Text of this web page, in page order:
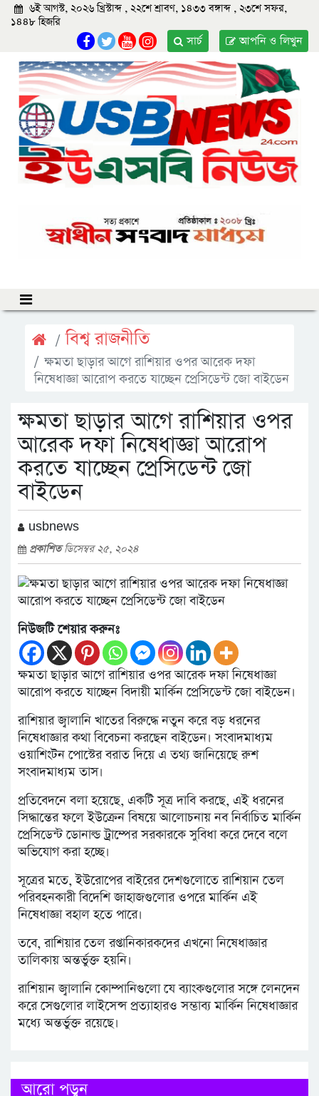
৬ই আগস্ট, ২০২৬ খ্রিস্টাব্দ , ২২শে শ্রাবণ, ১৪৩৩ বঙ্গাব্দ , ২৩শে সফর,
১৪৪৮ হিজরি
আপনি ও লিখুন
সার্চ
বিশ্ব রাজনীতি
ক্ষমতা ছাড়ার আগে রাশিয়ার ওপর আরেক দফা
নিষেধাজ্ঞা আরোপ করতে যাচ্ছেন প্রেসিডেন্ট জো বাইডেন
ক্ষমতা ছাড়ার আগে রাশিয়ার ওপর
আরেক দফা নিষেধাজ্ঞা আরোপ
করতে যাচ্ছেন প্রেসিডেন্ট জো
বাইডেন
usbnews
প্রকাশিতডিসেম্বর ২৫, ২০২৪
নিউজটি শেয়ার করুনঃ
ক্ষমতা ছাড়ার আগে রাশিয়ার ওপর আরেক দফা নিষেধাজ্ঞা
আরোপ করতে যাচ্ছেন বিদায়ী মার্কিন প্রেসিডেন্ট জো বাইডেন।
রাশিয়ার জ্বালানি খাতের বিরুদ্ধে নতুন করে বড় ধরনের
নিষেধাজ্ঞার কথা বিবেচনা করছেন বাইডেন। সংবাদমাধ্যম
ওয়াশিংটন পোস্টের বরাত দিয়ে এ তথ্য জানিয়েছে রুশ
সংবাদমাধ্যম তাস।
প্রতিবেদনে বলা হয়েছে, একটি সূত্র দাবি করছে, এই ধরনের
সিদ্ধান্তের ফলে ইউক্রেন বিষয়ে আলোচনায় নব নির্বাচিত মার্কিন
প্রেসিডেন্ট ডোনাল্ড ট্রাম্পের সরকারকে সুবিধা করে দেবে বলে
অভিযোগ করা হচ্ছে।
সূত্রের মতে, ইউরোপের বাইরের দেশগুলোতে রাশিয়ান তেল
পরিবহনকারী বিদেশি জাহাজগুলোর ওপরে মার্কিন এই
নিষেধাজ্ঞা বহাল হতে পারে।
তবে, রাশিয়ার তেল রপ্তানিকারকদের এখনো নিষেধাজ্ঞার
তালিকায় অন্তর্ভুক্ত হয়নি।
রাশিয়ান জ্বালানি কোম্পানিগুলো যে ব্যাংকগুলোর সঙ্গে লেনদেন
করে সেগুলোর লাইসেন্স প্রত্যাহারও সম্ভাব্য মার্কিন নিষেধাজ্ঞার
মধ্যে অন্তর্ভুক্ত রয়েছে।
আরো পড়ুন